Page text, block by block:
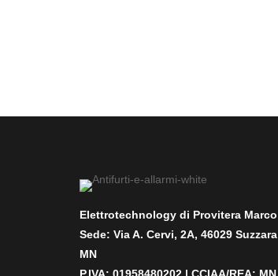
Elettrotechnology di Provitera Marco
Sede: Via A. Cervi, 2A, 46029 Suzzara
MN